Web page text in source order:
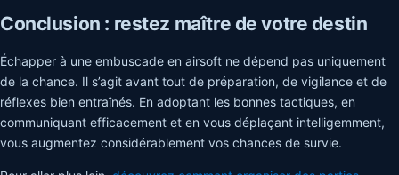
Conclusion : restez maître de votre destin
Échapper à une embuscade en airsoft ne dépend pas uniquement
de la chance. Il s’agit avant tout de préparation, de vigilance et de
réflexes bien entraînés. En adoptant les bonnes tactiques, en
communiquant efficacement et en vous déplaçant intelligemment,
vous augmentez considérablement vos chances de survie.